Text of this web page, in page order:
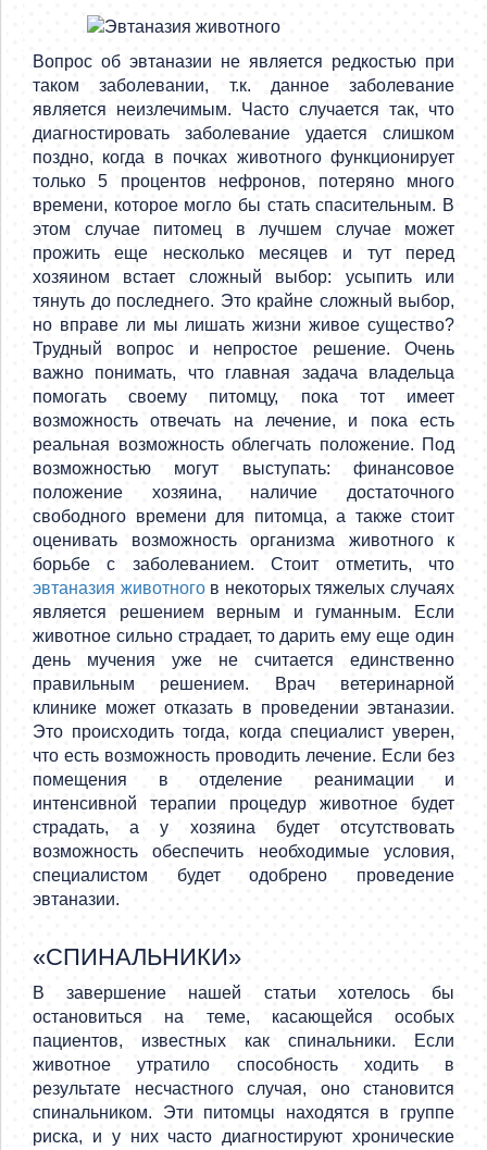
Вопрос об эвтаназии не является редкостью при
таком заболевании, т.к. данное заболевание
является неизлечимым. Часто случается так, что
диагностировать заболевание удается слишком
поздно, когда в почках животного функционирует
только 5 процентов нефронов, потеряно много
времени, которое могло бы стать спасительным. В
этом случае питомец в лучшем случае может
прожить еще несколько месяцев и тут перед
хозяином встает сложный выбор: усыпить или
тянуть до последнего. Это крайне сложный выбор,
но вправе ли мы лишать жизни живое существо?
Трудный вопрос и непростое решение. Очень
важно понимать, что главная задача владельца
помогать своему питомцу, пока тот имеет
возможность отвечать на лечение, и пока есть
реальная возможность облегчать положение. Под
возможностью могут выступать: финансовое
положение хозяина, наличие достаточного
свободного времени для питомца, а также стоит
оценивать возможность организма животного к
борьбе с заболеванием. Стоит отметить, что
эвтаназия животногов некоторых тяжелых случаях
является решением верным и гуманным. Если
животное сильно страдает, то дарить ему еще один
день мучения уже не считается единственно
правильным решением. Врач ветеринарной
клинике может отказать в проведении эвтаназии.
Это происходить тогда, когда специалист уверен,
что есть возможность проводить лечение. Если без
помещения в отделение реанимации и
интенсивной терапии процедур животное будет
страдать, а у хозяина будет отсутствовать
возможность обеспечить необходимые условия,
специалистом будет одобрено проведение
эвтаназии.
«СПИНАЛЬНИКИ»
В завершение нашей статьи хотелось бы
остановиться на теме, касающейся особых
пациентов, известных как спинальники. Если
животное утратило способность ходить в
результате несчастного случая, оно становится
спинальником. Эти питомцы находятся в группе
риска, и у них часто диагностируют хронические